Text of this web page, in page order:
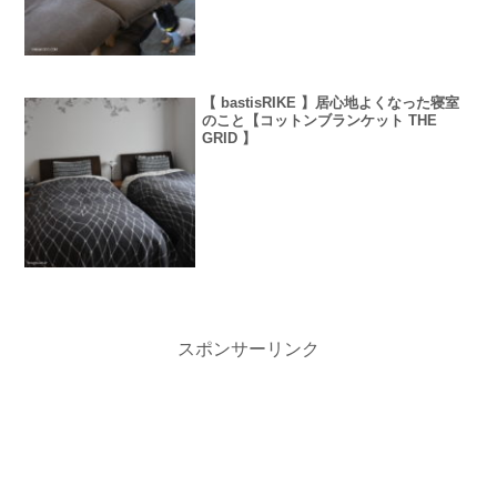
【 bastisRIKE 】居心地よくなった寝室
のこと【コットンブランケット THE
GRID 】
スポンサーリンク